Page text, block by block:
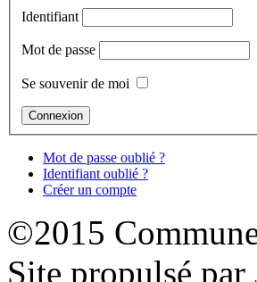
Identifiant
Mot de passe
Se souvenir de moi
Mot de passe oublié ?
Identifiant oublié ?
Créer un compte
©2015
Site propulsé par